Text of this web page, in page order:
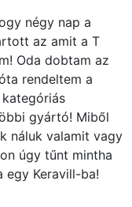
négy nap a
az amit a T
Oda dobtam az
rendeltem a
gyártó! Miből
náluk valamit vagy
úgy tűnt mintha
egy Keravill-ba!